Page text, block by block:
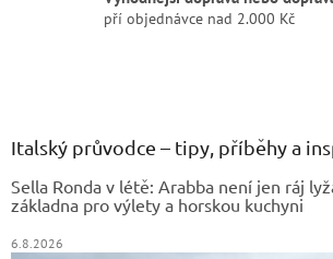
pří objednávce nad 2.000 Kč
Italský průvodce – tipy, příběhy a
Sella Ronda v létě: Arabba není jen ráj
základna pro výlety a horskou kuchyni
6.8.2026